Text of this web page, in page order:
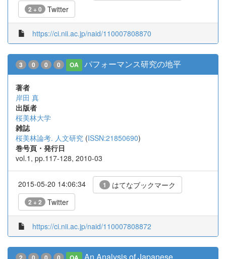
2 + 0 Twitter
https://ci.nii.ac.jp/naid/110007808870
3 0 0 0 OA パフォーマンス研究の地平
著者
岸田 真
出版者
桜美林大学
雑誌
桜美林論考. 人文研究 (ISSN:21850690)
巻号頁・発行日
vol.1, pp.117-128, 2010-03
2015-05-20 14:06:34 1 はてなブックマーク
2 + 2 Twitter
https://ci.nii.ac.jp/naid/110007808872